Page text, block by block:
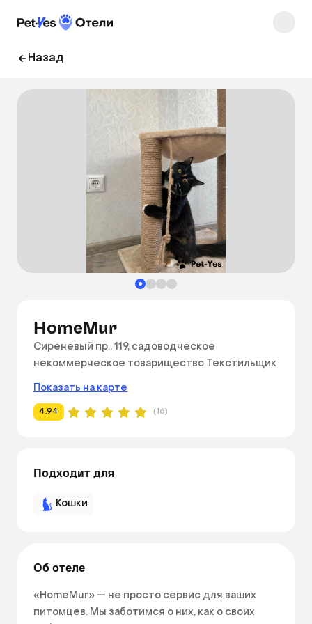
Назад
HomeMur
Сиреневый пр., 119, садоводческое
некоммерческое товарищество Текстильщик
Показать на карте
4.94 (16)
Подходит для
Кошки
Об отеле
«HomeMur» — не просто сервис для ваших
питомцев. Мы заботимся о них, как о своих